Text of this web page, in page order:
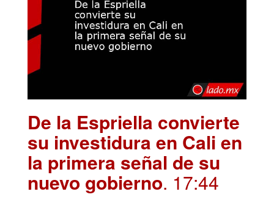
De la Espriella convierte
su investidura en Cali en
la primera señal de su
nuevo gobierno. 17:44